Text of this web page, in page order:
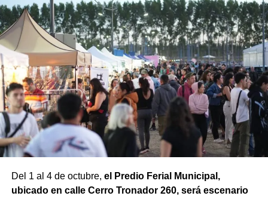
Del 1 al 4 de octubre, el Predio Ferial Municipal,
ubicado en calle Cerro Tronador 260, será escenario